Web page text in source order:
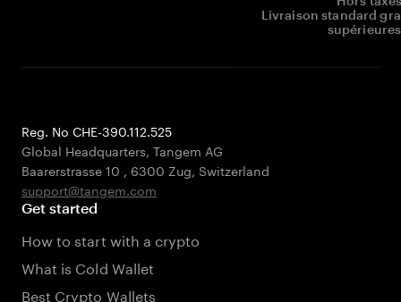
Livraison standard
Reg. No CHE-390.112.525
Global Headquarters, Tangem AG
Baarerstrasse 10 , 6300 Zug, Switzerland
support@tangem.com
Get started
How to start with a crypto
What is Cold Wallet
Best Crypto Wallets